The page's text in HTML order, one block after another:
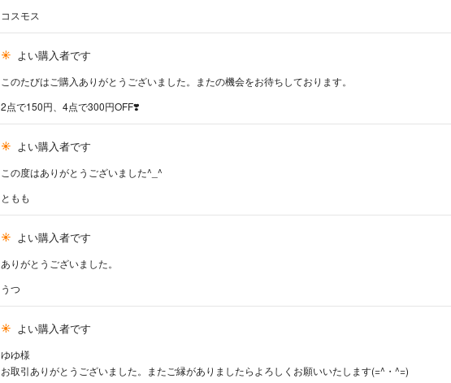
コスモス
よい購入者です
このたびはご購入ありがとうございました。またの機会をお待ちしております。
2点で150円、4点で300円OFF❣️
よい購入者です
この度はありがとうございました^_^
ともも
よい購入者です
ありがとうございました。
うつ
よい購入者です
ゆゆ様
お取引ありがとうございました。またご縁がありましたらよろしくお願いいたします(=^・^=)